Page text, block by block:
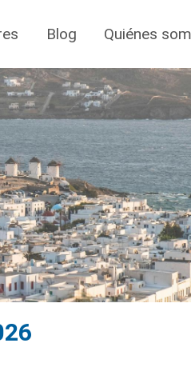
Blog Quiénes